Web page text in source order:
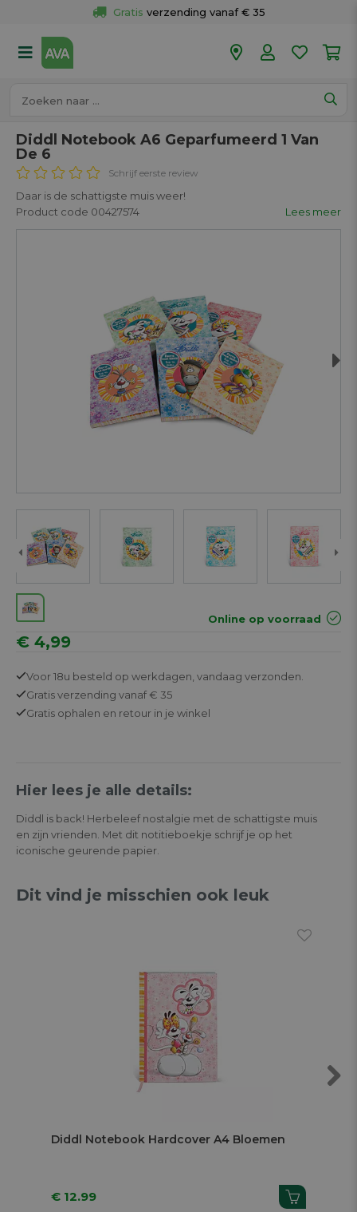
Gratis verzending vanaf € 35
50 winkels
Diddl Notebook A6 Geparfumeerd 1 Van
De 6
Schrijf eerste review
Daar is de schattigste muis weer!
Product code 00427574
Lees meer
Online op voorraad
€ 4,99
Voor 18u besteld op werkdagen, vandaag verzonden.
Gratisverzending vanaf € 35
Gratis ophalen en retour in je winkel
Hier lees je alle details:
Diddl is back! Herbeleef nostalgie met de schattigste muis
en zijn vrienden. Met dit notitieboekje schrijf je op het
iconische geurende papier.
Dit vind je misschien ook leuk
Diddl Notebook Hardcover A4 Bloemen
€ 12.99